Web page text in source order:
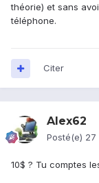
théorie) et sans
téléphone.
Citer
Alex62
Posté(e) 27
10$ ? Tu comptes